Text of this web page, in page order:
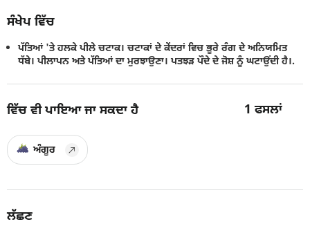
ਸੰਖੇਪ ਵਿੱਚ
ਪੱਤਿਆਂ 'ਤੇ ਹਲਕੇ ਪੀਲੇ ਚਟਾਕ। ਚਟਾਕਾਂ ਦੇ ਕੇਂਦਰਾਂ ਵਿਚ ਭੂਰੇ ਰੰਗ ਦੇ ਅਨਿਯਮਿਤ
ਧੱਬੇ। ਪੀਲਾਪਨ ਅਤੇ ਪੱਤਿਆਂ ਦਾ ਮੁਰਝਾਉਣਾ। ਪਤਝੜ ਪੌਦੇ ਦੇ ਜੋਸ਼ ਨੂੰ ਘਟਾਉਂਦੀ ਹੈ।.
ਵਿੱਚ ਵੀ ਪਾਇਆ ਜਾ ਸਕਦਾ ਹੈ 1ਫਸਲਾਂ
ਅੰਗੂਰ
ਲੱਛਣ